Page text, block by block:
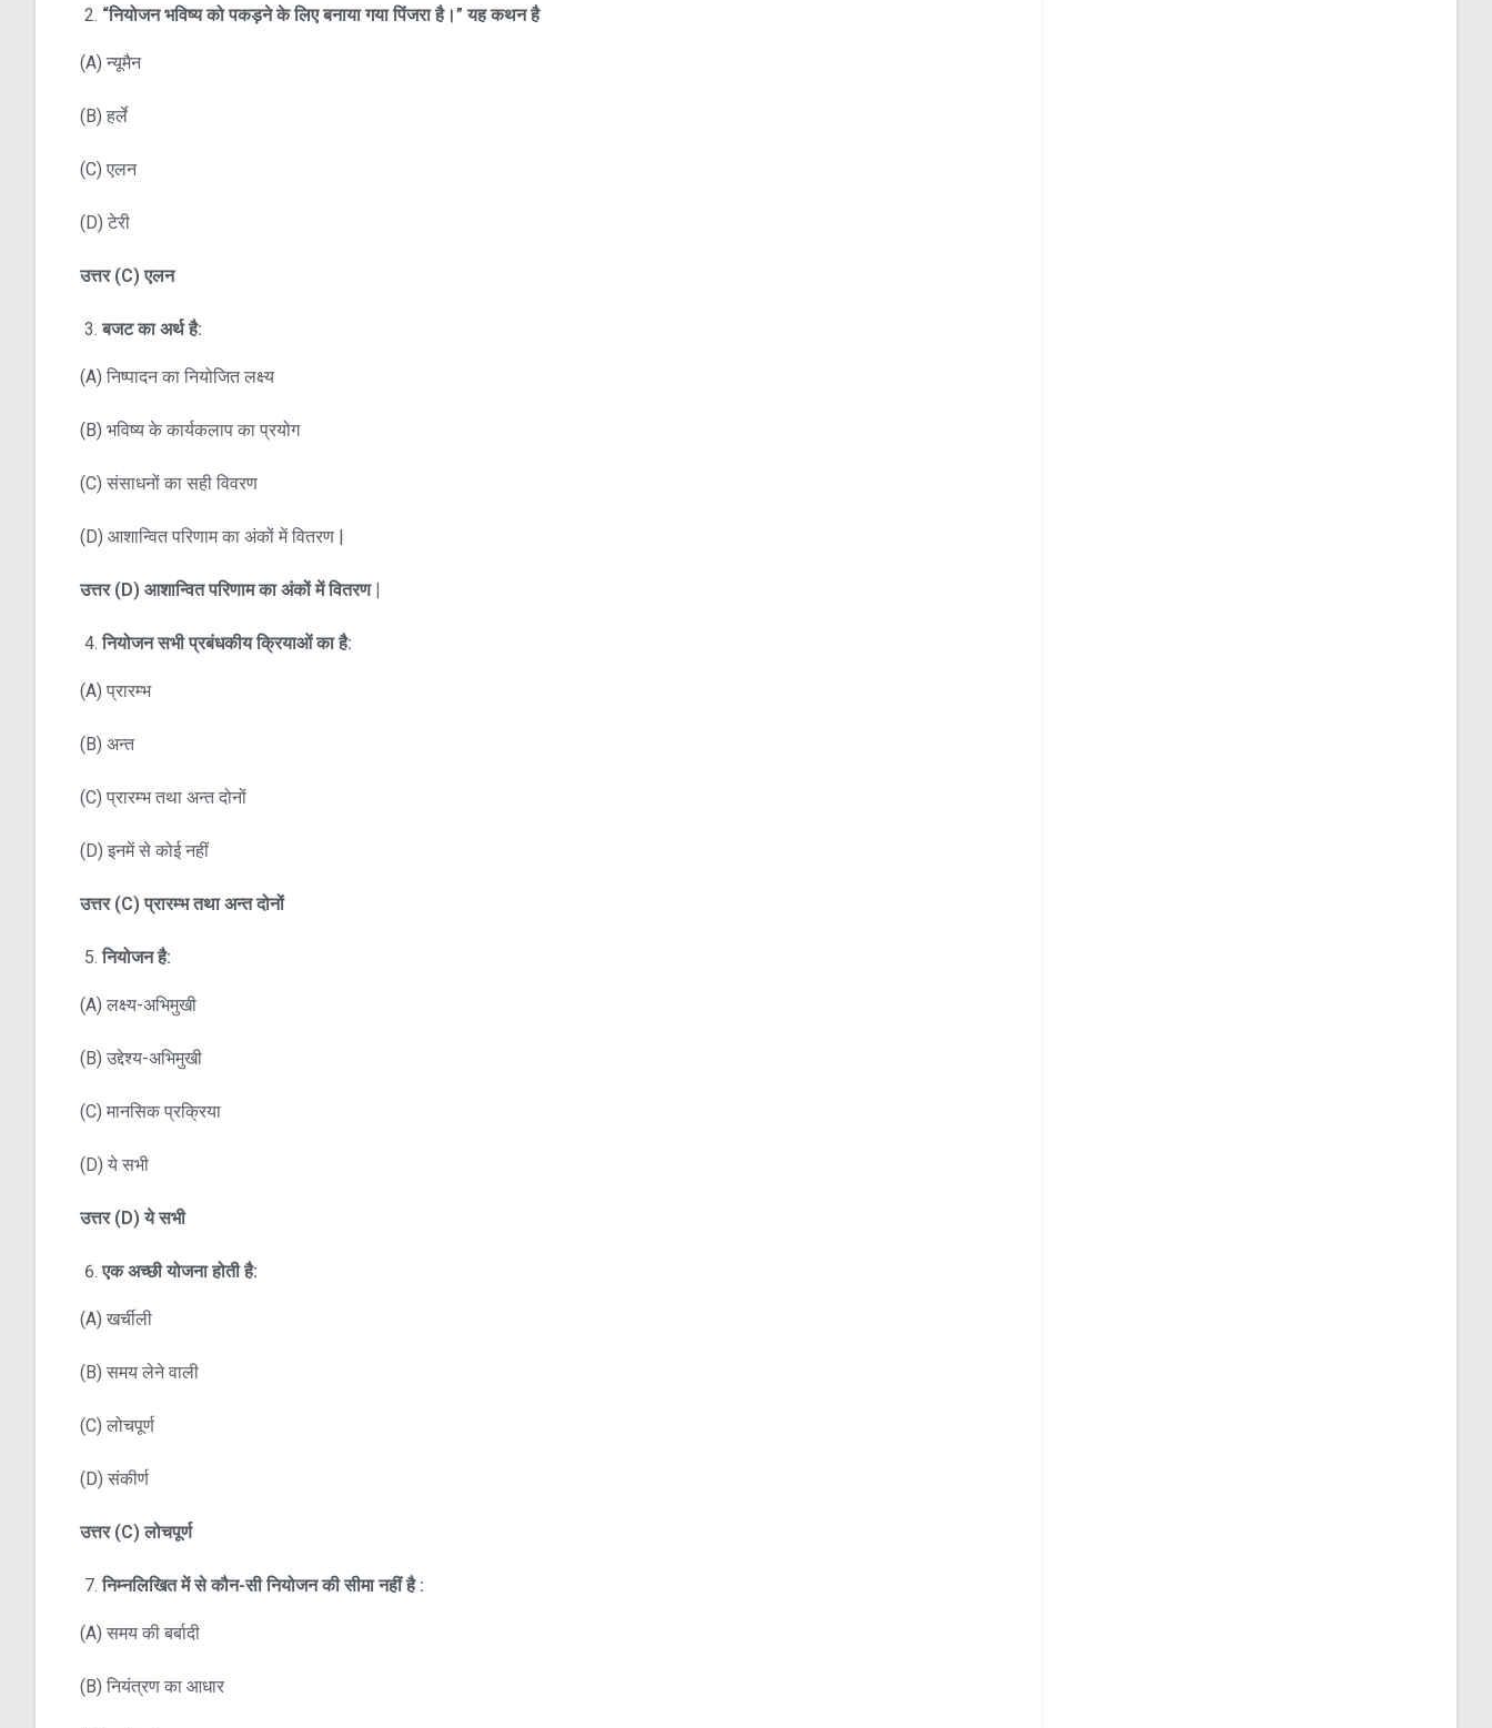
“नियोजन भविष्य को पकड़ने के लिए बनाया गया पिंजरा है।” यह कथन है
(A) न्यूमैन
(B) हर्ले
(C) एलन
(D) टेरी
उत्तर (C)एलन
बजट का अर्थ है:
(A) निष्पादन का नियोजित लक्ष्य
(B) भविष्य के कार्यकलाप का प्रयोग
(C) संसाधनों का सही विवरण
(D) आशान्वित परिणाम का अंकों में वितरण |
उत्तर (D) आशान्वित परिणाम का अंकों में वितरण |
नियोजन सभी प्रबंधकीय क्रियाओं का है:
(A) प्रारम्भ
(B) अन्त
(C) प्रारम्भ तथा अन्त दोनों
(D) इनमें से कोई नहीं
उत्तर (C)प्रारम्भ तथा अन्त दोनों
नियोजन है:
(A) लक्ष्य-अभिमुखी
(B) उद्देश्य-अभिमुखी
(C) मानसिक प्रक्रिया
(D) ये सभी
उत्तर (D)ये सभी
एक अच्छी योजना होती है:
(A) खर्चीली
(B) समय लेने वाली
(C) लोचपूर्ण
(D) संकीर्ण
उत्तर (C)लोचपूर्ण
निम्नलिखित में से कौन-सी नियोजन की सीमा नहीं है :
(A) समय की बर्बादी
(B) नियंत्रण का आधार